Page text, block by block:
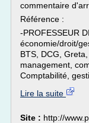
commentaire
Référence :
-PROFESSEUR
économie/droit/
BTS, DCG,
management,
Comptabilité,
Lire la suite
Site : http://